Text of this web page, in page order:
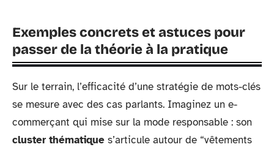
Exemples concrets et astuces pour
passer de la théorie à la pratique
Sur le terrain, l’efficacité d’une stratégie de mots-clés
se mesure avec des cas parlants. Imaginez un e-
commerçant qui mise sur la mode responsable : son
cluster thématique s’articule autour de “vêtements